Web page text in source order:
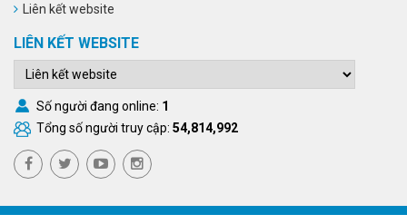
Liên kết website
LIÊN KẾT WEBSITE
Số người đang online: 1
Tổng số người truy cập: 54,814,992